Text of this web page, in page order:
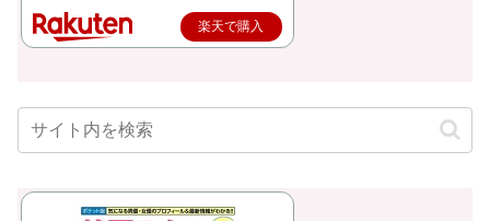
楽天で購入